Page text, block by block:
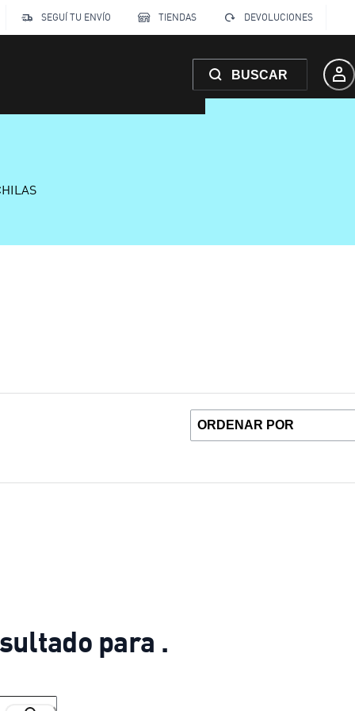
SEGUÍ TU ENVÍO TIENDAS DEVOLUCIONES
BUSCAR
para .